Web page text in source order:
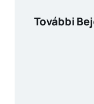
További